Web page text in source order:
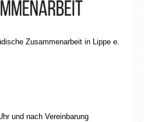
Zusammenarbeit in Lippe e.
und nach Vereinbarung